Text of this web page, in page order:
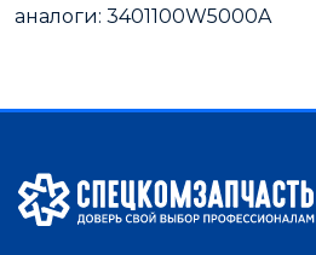
аналоги: 3401100W5000A